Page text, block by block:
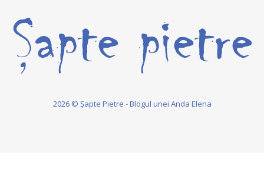
2026 © Șapte Pietre - Blogul unei Anda Elena